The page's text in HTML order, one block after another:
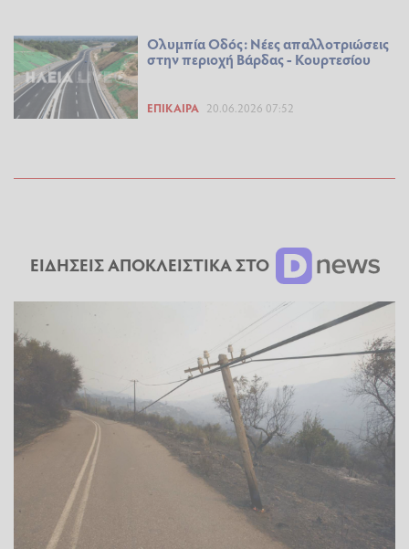
Ολυμπία Οδός: Νέες απαλλοτριώσεις
στην περιοχή Βάρδας - Κουρτεσίου
ΕΠΊΚΑΙΡΑ 20.06.2026 07:52
ΕΙΔΗΣΕΙΣ ΑΠΟΚΛΕΙΣΤΙΚΑ ΣΤΟ